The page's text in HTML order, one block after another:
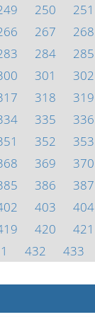
250 251
267 268
284 285
301 302
318 319
335 336
352 353
369 370
386 387
403 404
420 421
432 433